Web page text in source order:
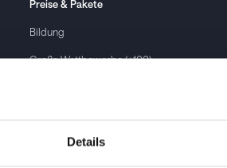
Details
Preise & Pakete
Bildung
Große Wettbewerbe (+100)